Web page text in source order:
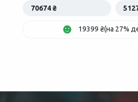
70674 ₴
19399 ₴(на 27%